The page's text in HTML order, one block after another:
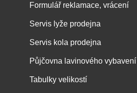
Formulář reklamace, vrácení
Servis lyže prodejna
Servis kola prodejna
Půjčovna lavinového vybavení
Tabulky velikostí